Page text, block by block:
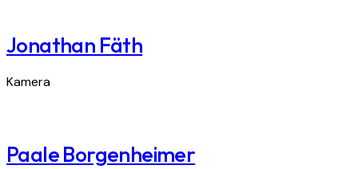
Jonathan Fäth
Kamera
Paale Borgenheimer